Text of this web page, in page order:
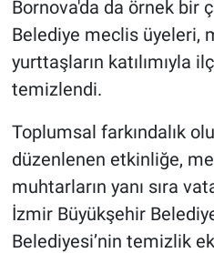
Bornova'da da örnek bir
Belediye meclis üyeleri,
yurttaşların katılımıyla
temizlendi.
Toplumsal farkındalık
düzenlenen etkinliğe,
muhtarların yanı sıra
İzmir Büyükşehir
Belediyesi’nin temizlik